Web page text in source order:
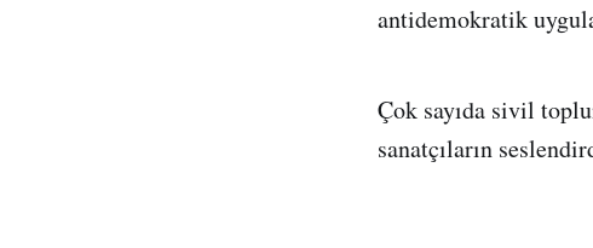
antidemokratik
Çok sayıda sivil
sanatçıların